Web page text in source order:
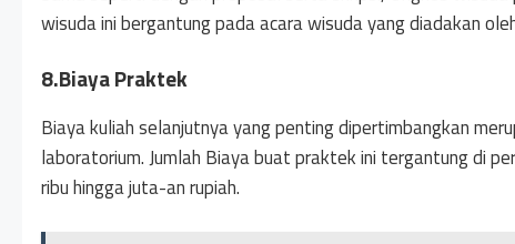
wisuda ini bergantung pada acara wisuda yang diadakan
8.Biaya Praktek
Biaya kuliah selanjutnya yang penting dipertimbangkan
laboratorium. Jumlah Biaya buat praktek ini tergantung di
ribu hingga juta-an rupiah.